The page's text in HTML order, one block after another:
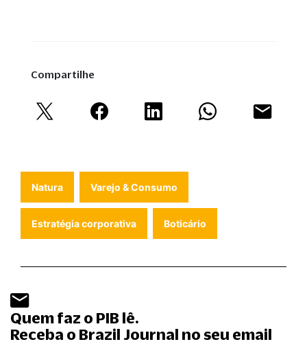
Compartilhe
Natura Varejo & Consumo
Estratégia corporativa Boticário
Quem faz o PIB lê.
Receba o Brazil Journal no seu email